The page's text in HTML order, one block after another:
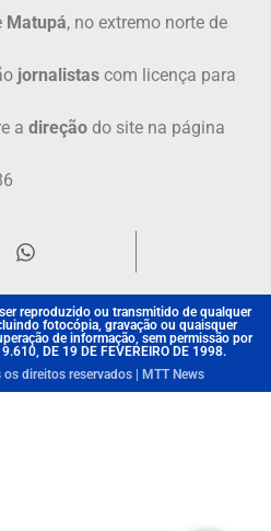
Matupá, no extremo norte de
jornalistas com licença para
a direção do site na página
reproduzido ou transmitido de qualquer
fotocópia, gravação ou quaisquer
de informação, sem permissão por
DE 19 DE FEVEREIRO DE 1998.
direitos reservados | MTT News